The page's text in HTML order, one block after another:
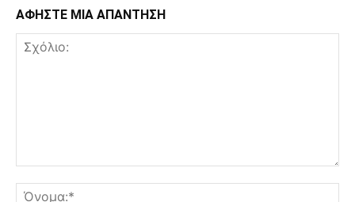
ΑΦΗΣΤΕ ΜΙΑ ΑΠΑΝΤΗΣΗ